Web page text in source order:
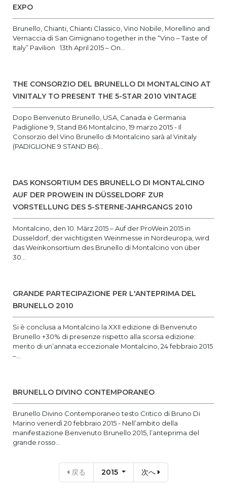
EXPO
Brunello, Chianti, Chianti Classico, Vino Nobile, Morellino and
Vernaccia di San Gimignano together in the “Vino – Taste of
Italy” Pavilion 13th April 2015 – On...
THE CONSORZIO DEL BRUNELLO DI MONTALCINO AT
VINITALY TO PRESENT THE 5-STAR 2010 VINTAGE
Dopo Benvenuto Brunello, USA, Canada e Germania
Padiglione 9, Stand B6 Montalcino, 19 marzo 2015 - Il
Consorzio del Vino Brunello di Montalcino sarà al Vinitaly
(PADIGLIONE 9 STAND B6)...
DAS KONSORTIUM DES BRUNELLO DI MONTALCINO
AUF DER PROWEIN IN DÜSSELDORF ZUR
VORSTELLUNG DES 5-STERNE-JAHRGANGS 2010
Montalcino, den 10. März 2015 – Auf der ProWein 2015 in
Düsseldorf, der wichtigsten Weinmesse in Nordeuropa, wird
das Weinkonsortium des Brunello di Montalcino von über
30...
GRANDE PARTECIPAZIONE PER L'ANTEPRIMA DEL
BRUNELLO 2010
Si è conclusa a Montalcino la XXII edizione di Benvenuto
Brunello +30% di presenze rispetto alla scorsa edizione:
merito di un’annata eccezionale Montalcino, 24 febbraio 2015
–...
BRUNELLO DIVINO CONTEMPORANEO
Brunello Divino Contemporaneo testo Critico di Bruno Di
Marino venerdì 20 febbraio 2015 - Nell’ambito della
manifestazione Benvenuto Brunello 2015, l’anteprima del
grande rosso...
戻る 2015 次へ